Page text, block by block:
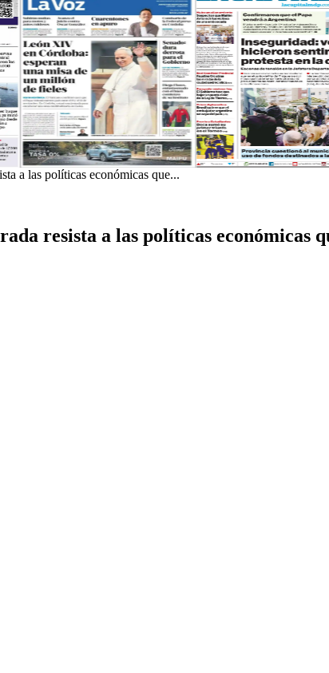
a las políticas económicas que...
resista a las políticas económicas